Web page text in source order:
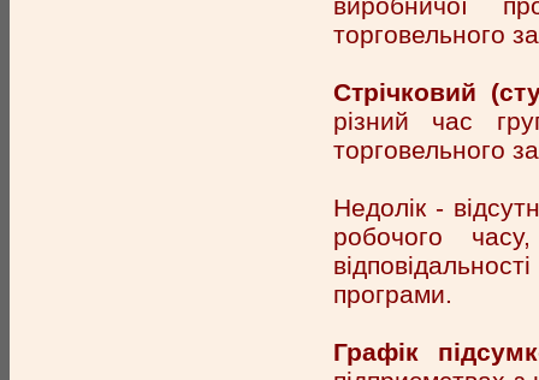
торговельного
Стрічковий
різний час
торговельного
Недолік -
робочого
програми.
Графік